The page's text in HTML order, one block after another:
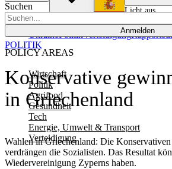
Suchen
Anmelden
POLICY AREAS
Wirtschaft
Politik
Agrifood
Gesundheit
Tech
Energie, Umwelt & Transport
Verteidigung
UkrainePolitikVerteidigung
Licht aus
Konservative
in Griechenland
Wahlen in Griechenland: Die
verdrängen die Sozialisten. Das Resultat
Wiedervereinigung Zyperns haben.
POLITIK